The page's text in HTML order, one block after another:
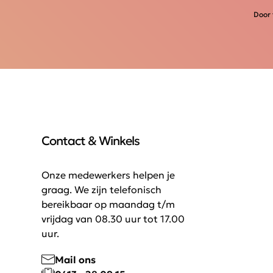
Door
Contact & Winkels
Onze medewerkers helpen je
graag. We zijn telefonisch
bereikbaar op maandag t/m
vrijdag van 08.30 uur tot 17.00
uur.
Mail ons